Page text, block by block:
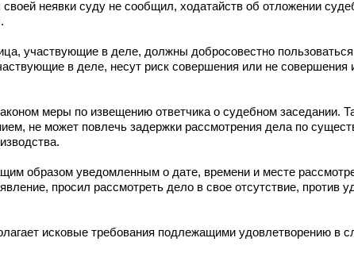
неявки суду не сообщил, ходатайств об отложении
участвующие в деле, должны добросовестно
в деле, несут риск совершения или не совершения
меры по извещению ответчика о судебном заседании.
не может повлечь задержки рассмотрения дела по
образом уведомленным о дате, времени и месте
просил рассмотреть дело в свое отсутствие, против
исковые требования подлежащими удовлетворению